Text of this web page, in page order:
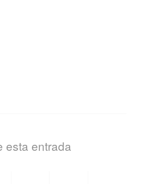
esta entrada